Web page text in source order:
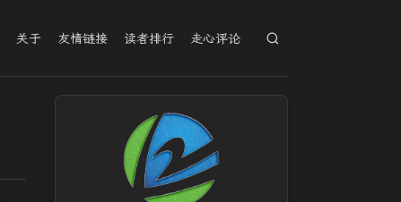
关于 友情链接 读者排行 走心评论